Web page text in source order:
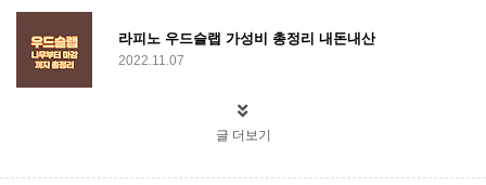
라피노 우드슬랩 가성비 총정리 내돈내산
2022.11.07
글 더보기